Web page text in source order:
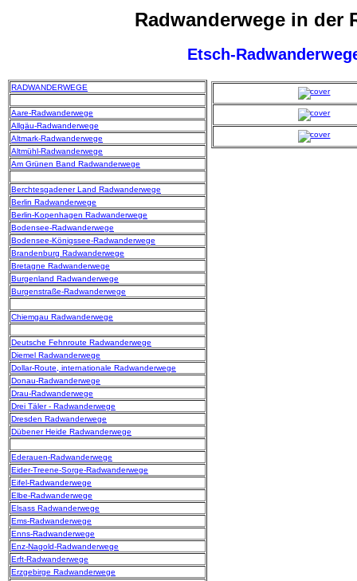
Radwanderwege in der
Etsch-
RADWANDERWEGE
Aare-Radwanderwege
Allgäu-Radwanderwege
Altmark-Radwanderwege
Altmühl-Radwanderwege
Am Grünen Band Radwanderwege
Berchtesgadener Land Radwanderwege
Berlin Radwanderwege
Berlin-Kopenhagen Radwanderwege
Bodensee-Radwanderwege
Bodensee-Königssee-Radwanderwege
Brandenburg Radwanderwege
Bretagne Radwanderwege
Burgenland Radwanderwege
Burgenstraße-Radwanderwege
Chiemgau Radwanderwege
Deutsche Fehnroute Radwanderwege
Diemel Radwanderwege
Dollar-Route, internationale Radwanderwege
Donau-Radwanderwege
Drau-Radwanderwege
Drei Täler - Radwanderwege
Dresden Radwanderwege
Dübener Heide Radwanderwege
Ederauen-Radwanderwege
Eider-Treene-Sorge-Radwanderwege
Eifel-Radwanderwege
Elbe-Radwanderwege
Elsass Radwanderwege
Ems-Radwanderwege
Enns-Radwanderwege
Enz-Nagold-Radwanderwege
Erft-Radwanderwege
Erzgebirge Radwanderwege